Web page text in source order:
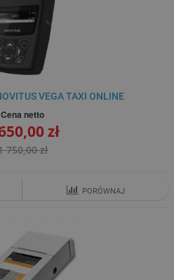
VEGA TAXI ONLINE
Cena netto
zł
750,00 zł
PORÓWNAJ